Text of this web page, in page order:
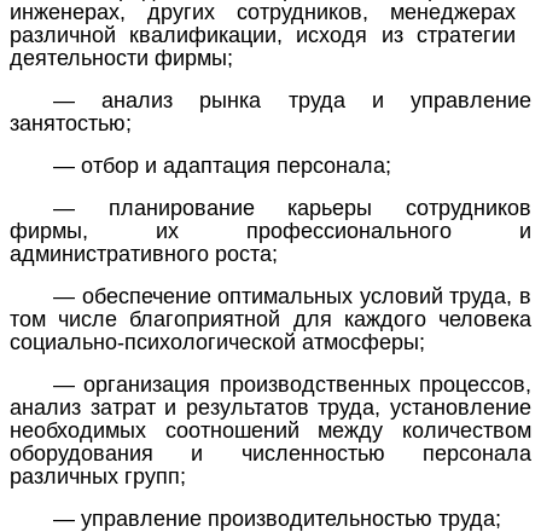
инженерах, других сотрудников, менеджерах
различной квалификации, исходя из стратегии
деятельности фирмы;
— анализ рынка труда и управление
занятостью;
— отбор и адаптация персонала;
— планирование карьеры сотрудников
фирмы, их профессионального и
административного роста;
— обеспечение оптимальных условий труда, в
том числе благоприятной для каждого человека
социально-психологической атмосферы;
— организация производственных процессов,
анализ затрат и результатов труда, установление
необходимых соотношений между количеством
оборудования и численностью персонала
различных групп;
— управление производительностью труда;